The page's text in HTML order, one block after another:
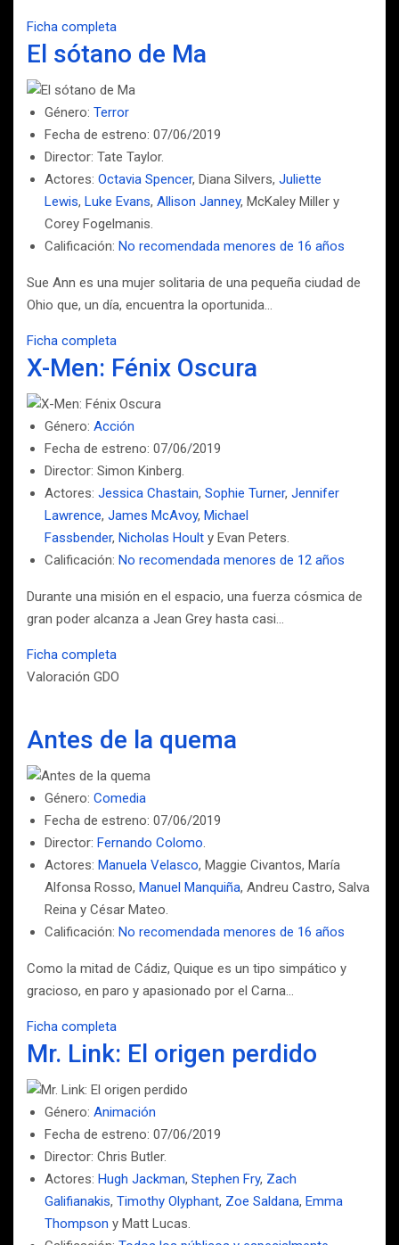
Ficha completa
El sótano de Ma
Género: Terror
Fecha de estreno: 07/06/2019
Director: Tate Taylor.
Actores: Octavia Spencer, Diana Silvers, Juliette
Lewis, Luke Evans, Allison Janney, McKaley Miller y
Corey Fogelmanis.
Calificación: No recomendada menores de 16 años
Sue Ann es una mujer solitaria de una pequeña ciudad de
Ohio que, un día, encuentra la oportunida…
Ficha completa
X-Men: Fénix Oscura
Género: Acción
Fecha de estreno: 07/06/2019
Director: Simon Kinberg.
Actores: Jessica Chastain, Sophie Turner, Jennifer
Lawrence, James McAvoy, Michael
Fassbender, Nicholas Hoult y Evan Peters.
Calificación: No recomendada menores de 12 años
Durante una misión en el espacio, una fuerza cósmica de
gran poder alcanza a Jean Grey hasta casi…
Ficha completa
Valoración GDO
Antes de la quema
Género: Comedia
Fecha de estreno: 07/06/2019
Director: Fernando Colomo.
Actores: Manuela Velasco, Maggie Civantos, María
Alfonsa Rosso, Manuel Manquiña, Andreu Castro, Salva
Reina y César Mateo.
Calificación: No recomendada menores de 16 años
Como la mitad de Cádiz, Quique es un tipo simpático y
gracioso, en paro y apasionado por el Carna…
Ficha completa
Mr. Link: El origen perdido
Género: Animación
Fecha de estreno: 07/06/2019
Director: Chris Butler.
Actores: Hugh Jackman, Stephen Fry, Zach
Galifianakis, Timothy Olyphant, Zoe Saldana, Emma
Thompson y Matt Lucas.